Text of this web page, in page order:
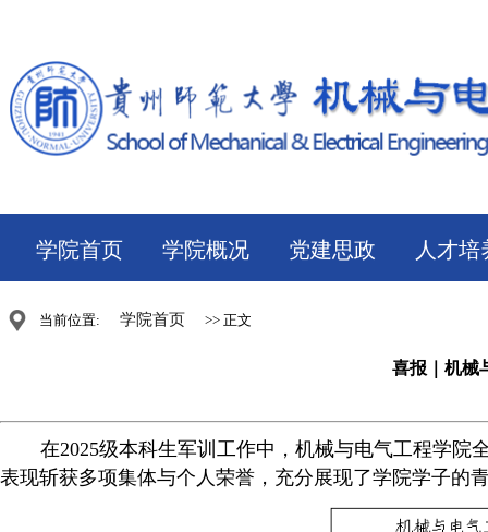
学院首页 学院概况 党建思政 人才培
当前位置: 学院首页 >> 正文
喜报｜机械
在2025级本科生军训工作中，机械与电气工程学院
表现斩获多项集体与个人荣誉，充分展现了学院学子的